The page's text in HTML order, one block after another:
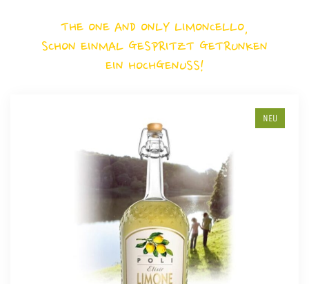
THE ONE AND ONLY LIMONCELLO,
SCHON EINMAL GESPRITZT GETRUNKEN
EIN HOCHGENUSS!
NEU